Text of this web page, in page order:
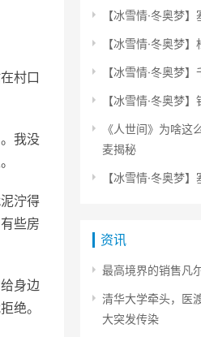
村口
我没
泞得
些房
身边
绝。
【冰雪情·冬奥梦
【冰雪情·冬奥梦
【冰雪情·冬奥梦
【冰雪情·冬奥梦】
《人世间》为啥这
麦揭秘
【冰雪情·冬奥梦
资讯
最高境界的销售凡
清华大学牵头，医
大突发传染